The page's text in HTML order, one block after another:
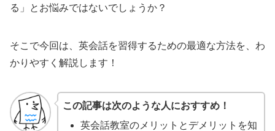
る」とお悩みではないでしょうか？
そこで今回は、英会話を習得するための最適な方法を、わ
かりやすく解説します！
この記事は次のような人におすすめ！
英会話教室のメリットとデメリットを知